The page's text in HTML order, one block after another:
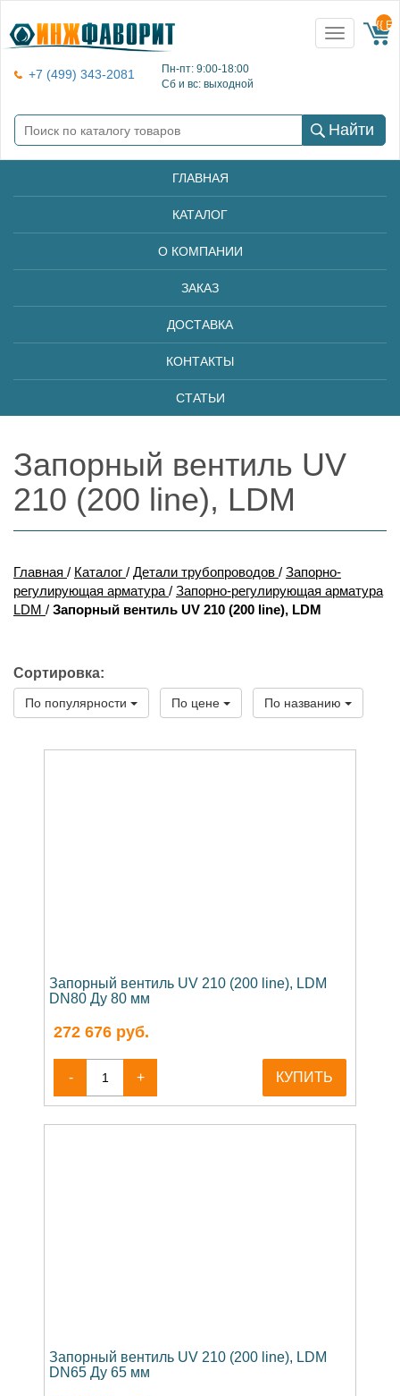
+7 (499) 343-2081
Пн-пт: 9:00-18:00
Сб и вс: выходной
Toggle
navigation
{{
Найти
ГЛАВНАЯ
КАТАЛОГ
О КОМПАНИИ
ЗАКАЗ
ДОСТАВКА
КОНТАКТЫ
СТАТЬИ
Запорный вентиль UV
210 (200 line), LDM
Главная / Каталог / Детали трубопроводов / Запорно-
регулирующая арматура / Запорно-регулирующая арматура
LDM / Запорный вентиль UV 210 (200 line), LDM
Сортировка:
По популярности По цене По названию
Запорный вентиль UV 210 (200 line), LDM
DN80 Ду 80 мм
272 676 руб.
- + КУПИТЬ
Запорный вентиль UV 210 (200 line), LDM
DN65 Ду 65 мм